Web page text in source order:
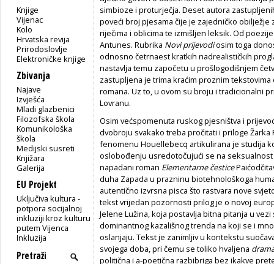
Knjige
Vijenac
Kolo
Hrvatska revija
Prirodoslovlje
Elektroničke knjige
Zbivanja
Najave
Izvješća
Mladi glazbenici
Filozofska škola
Komunikološka
škola
Medijski susreti
Knjižara
Galerija
EU Projekt
Uključiva kultura -
potpora socijalnoj
inkluziji kroz kulturu
putem Vijenca
Inkluzija
simbioze i proturječja. Deset autora
poveći broj pjesama čije je zajedničko obilježje
riječima i oblicima te izmišljen leksik. Od
Antunes. Rubrika Novi prijevodiosim toga
odnosno četrnaest kratkih nadrealističkih
nastavlja temu započetu u prošlogodišnjem
zastupljena je trima kraćim proznim
romana. Uz to, u ovom su broju i tradicionalni
Lovranu.
Osim većspomenuta ruskog pjesništva i
dvobroju svakako treba pročitati i priloge Žarka
fenomenu Houellebecq artikulirana je studija
oslobođenju usredotočujući se na
napadani roman Elementarne čestice
duha Zapada u prazninu biotehnološkoga
autentično izvrsna pisca što rastvara nove
tekst vrijedan pozornosti prilog je o novoj
Jelene Lužina, koja postavlja bitna pitanja u
dominantnog kazališnog trenda na koji se i
oslanjaju. Tekst je zanimljiv u kontekstu
svojega doba, pri čemu se toliko hvaljena
politična i a-poetična razbibriga bez ikakve